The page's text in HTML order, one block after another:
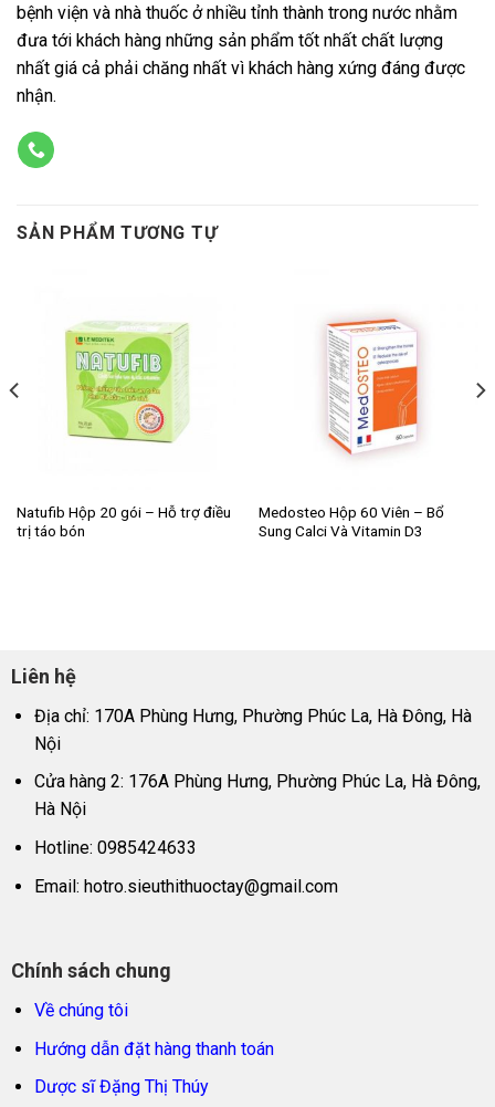
bệnh viện và nhà thuốc ở nhiều tỉnh thành trong nước nhằm
đưa tới khách hàng những sản phẩm tốt nhất chất lượng
nhất giá cả phải chăng nhất vì khách hàng xứng đáng được
nhận.
SẢN PHẨM TƯƠNG TỰ
Natufib Hộp 20 gói – Hỗ trợ điều
trị táo bón
Medosteo Hộp 60 Viên – Bổ
Sung Calci Và Vitamin D3
Liên hệ
Địa chỉ: 170A Phùng Hưng, Phường Phúc La, Hà Đông, Hà
Nội
Cửa hàng 2: 176A Phùng Hưng, Phường Phúc La, Hà Đông,
Hà Nội
Hotline: 0985424633
Email: hotro.sieuthithuoctay@gmail.com
Chính sách chung
Về chúng tôi
Hướng dẫn đặt hàng thanh toán
Dược sĩ Đặng Thị Thúy